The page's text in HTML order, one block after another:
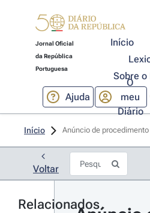
Jornal Oficial
da República
Portuguesa
Início
Sobre o
Ajuda
O
meu
Diário
Início Anúncio de
Voltar
Relacionados